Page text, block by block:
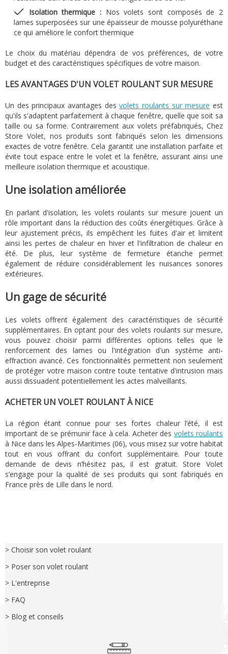
Isolation thermique : Nos volets sont composés de 2
lames superposées sur une épaisseur de mousse polyuréthane
ce qui améliore le confort thermique
Le choix du matériau dépendra de vos préférences, de votre
budget et des caractéristiques spécifiques de votre maison.
LES AVANTAGES D'UN VOLET ROULANT SUR MESURE
Un des principaux avantages desvolets roulants sur mesure est
qu'ils s'adaptent parfaitement à chaque fenêtre, quelle que soit sa
taille ou sa forme. Contrairement aux volets préfabriqués, Chez
Store Volet, nos produits sont fabriqués selon les dimensions
exactes de votre fenêtre. Cela garantit une installation parfaite et
évite tout espace entre le volet et la fenêtre, assurant ainsi une
meilleure isolation thermique et acoustique.
Une isolation améliorée
En parlant d'isolation, les volets roulants sur mesure jouent un
rôle important dans la réduction des coûts énergétiques. Grâce à
leur ajustement précis, ils empêchent les fuites d'air et limitent
ainsi les pertes de chaleur en hiver et l'infiltration de chaleur en
été. De plus, leur système de fermeture étanche permet
également de réduire considérablement les nuisances sonores
extérieures.
Un gage de sécurité
Les volets offrent également des caractéristiques de sécurité
supplémentaires. En optant pour des volets roulants sur mesure,
vous pouvez choisir parmi différentes options telles que le
renforcement des lames ou l'intégration d'un système anti-
effraction avancé. Ces fonctionnalités permettent non seulement
de protéger votre maison contre toute tentative d'intrusion mais
aussi dissuadent potentiellement les actes malveillants.
ACHETER UN VOLET ROULANT À NICE
La région étant connue pour ses fortes chaleur l’été, il est
important de se prémunir face à cela. Acheter des volets roulants
à Nice dans les Alpes-Maritimes (06), vous misez sur votre habitat
tout en vous offrant du confort supplémentaire. Pour toute
demande de devis n’hésitez pas, il est gratuit. Store Volet
s’engage pour la qualité de ses produits qui sont fabriqués en
France près de Lille dans le nord.
> Choisir son volet roulant
> Poser son volet roulant
> L'entreprise
> FAQ
> Blog et conseils